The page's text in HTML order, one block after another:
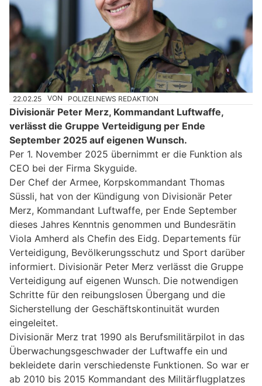
22.02.25 VON POLIZEI.NEWS REDAKTION
Divisionär Peter Merz, Kommandant Luftwaffe,
verlässt die Gruppe Verteidigung per Ende
September 2025 auf eigenen Wunsch.
Per 1. November 2025 übernimmt er die Funktion als
CEO bei der Firma Skyguide.
Der Chef der Armee, Korpskommandant Thomas
Süssli, hat von der Kündigung von Divisionär Peter
Merz, Kommandant Luftwaffe, per Ende September
dieses Jahres Kenntnis genommen und Bundesrätin
Viola Amherd als Chefin des Eidg. Departements für
Verteidigung, Bevölkerungsschutz und Sport darüber
informiert. Divisionär Peter Merz verlässt die Gruppe
Verteidigung auf eigenen Wunsch. Die notwendigen
Schritte für den reibungslosen Übergang und die
Sicherstellung der Geschäftskontinuität wurden
eingeleitet.
Divisionär Merz trat 1990 als Berufsmilitärpilot in das
Überwachungsgeschwader der Luftwaffe ein und
bekleidete darin verschiedenste Funktionen. So war er
ab 2010 bis 2015 Kommandant des Militärflugplatzes